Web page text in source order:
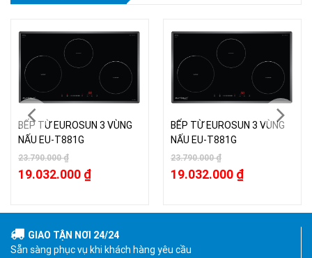
BẾP TỪ EUROSUN 3 VÙNG
NẤU EU-T881G
23.790.000₫
19.032.000 ₫
BẾP TỪ EUROSUN 3 VÙNG
NẤU EU-T881G
23.790.000₫
19.032.000 ₫
GIAO TẬN NƠI 24/24
Sẵn sàng phục vụ khi khách hàng yêu cầu